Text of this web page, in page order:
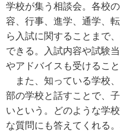
学校が集う相談会。各校
容、行事、進学、通学、
ら入試に関することまで
できる。入試内容や試験
やアドバイスも受けるこ
また、知っている学校
部の学校と話すことで、
いという。どのような学
な質問にも答えてくれる